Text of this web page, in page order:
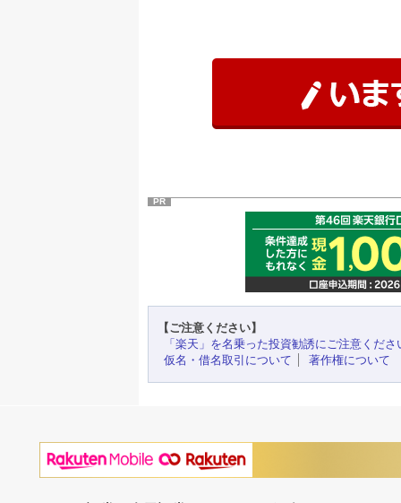
PR
【ご注意ください】
「楽天」を名乗った投資勧誘にご注意くださ
仮名・借名取引について
著作権について